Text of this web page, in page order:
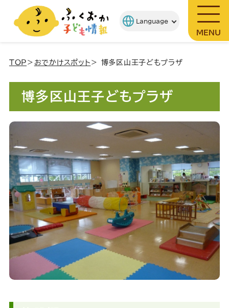
MENU
TOP ＞ おでかけスポット ＞ 博多区山王子どもプラザ
博多区山王子どもプラザ